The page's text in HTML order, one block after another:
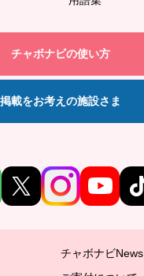
チャボナビの使い方
掲載をお考えの施設さま
チャボナビNews